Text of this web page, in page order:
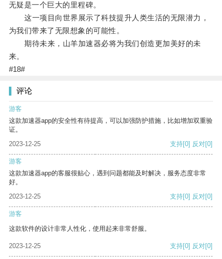
无疑是一个巨大的里程碑。
这一项目向世界展示了科技提升人类生活的无限潜力，
为我们带来了无限想象的可能性。
期待未来，山羊加速器必将为我们创造更加美好的未
来。
#18#
评论
游客
这款加速器app的安全性有待提高，可以加强防护措施，比如增加双重验
证。
2023-12-25
支持[0] 反对[0]
游客
这款加速器app的客服很贴心，遇到问题都能及时解决，服务态度非常
好。
2023-12-25
支持[0] 反对[0]
游客
这款软件的设计非常人性化，使用起来非常舒服。
2023-12-25 支持[0] 反对[0]